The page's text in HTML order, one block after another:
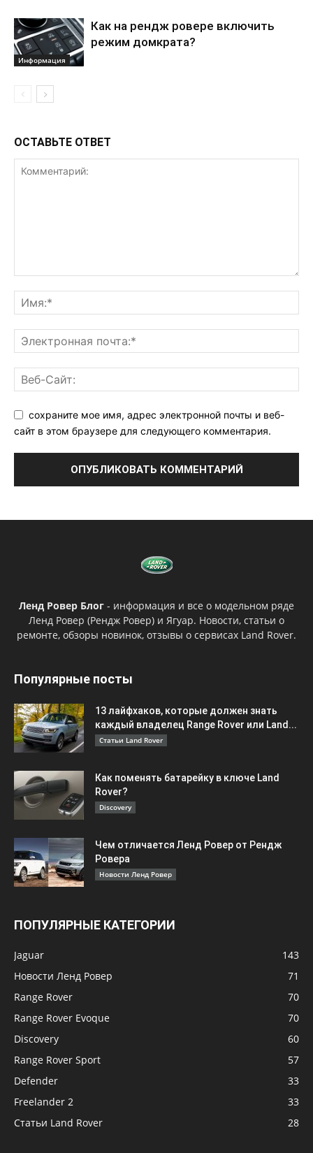
Информация
Как на рендж ровере включить
режим домкрата?
ОСТАВЬТЕ ОТВЕТ
сохраните мое имя, адрес электронной почты и веб-
сайт в этом браузере для следующего комментария.
Ленд Ровер Блог - информация и все о модельном ряде
Ленд Ровер (Рендж Ровер) и Ягуар. Новости, статьи о
ремонте, обзоры новинок, отзывы о сервисах Land Rover.
Популярные посты
13 лайфхаков, которые должен знать
каждый владелец Range Rover или Land...
Статьи Land Rover
Как поменять батарейку в ключе Land
Rover?
Discovery
Чем отличается Ленд Ровер от Рендж
Ровера
Новости Ленд Ровер
ПОПУЛЯРНЫЕ КАТЕГОРИИ
Jaguar
143
Новости Ленд Ровер
71
Range Rover
70
Range Rover Evoque
70
Discovery
60
Range Rover Sport
57
Defender
33
Freelander 2
33
Статьи Land Rover
28